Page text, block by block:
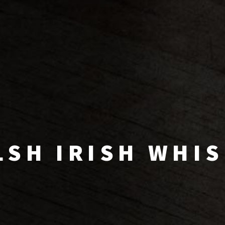
IRISH